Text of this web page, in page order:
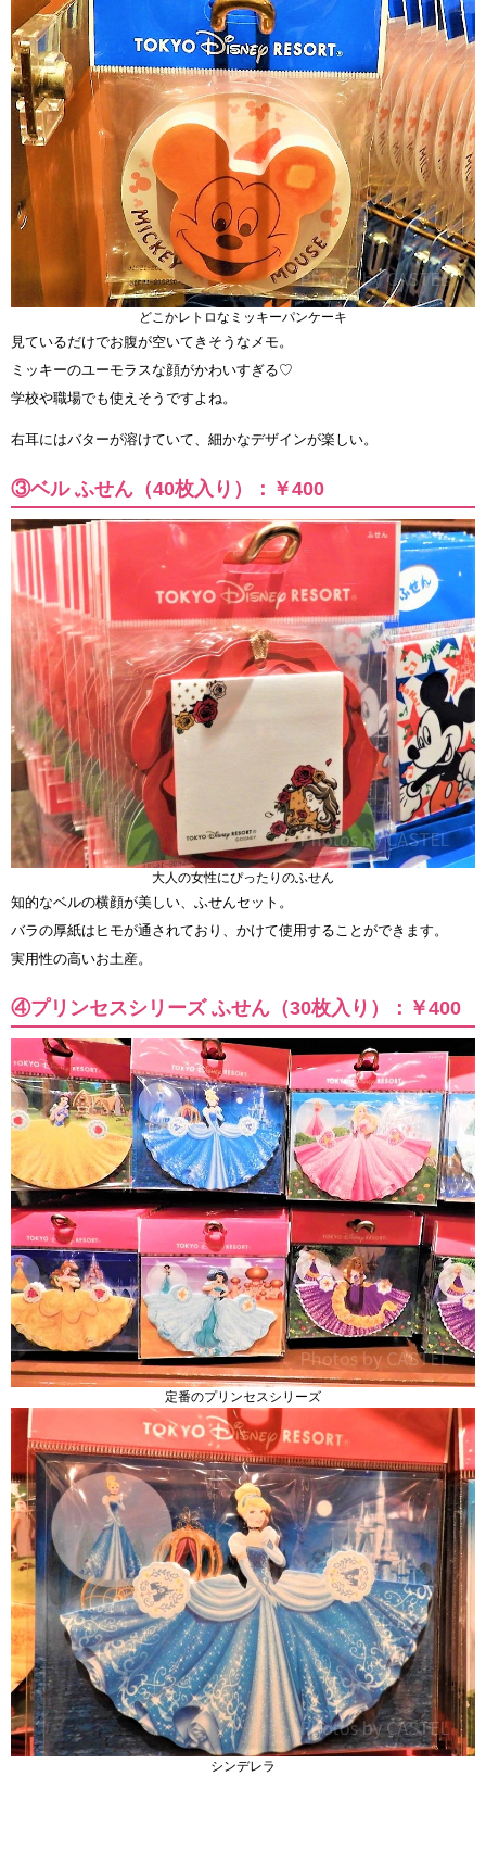
どこかレトロなミッキーパンケーキ
見ているだけでお腹が空いてきそうなメモ。
ミッキーのユーモラスな顔がかわいすぎる♡
学校や職場でも使えそうですよね。
右耳にはバターが溶けていて、細かなデザインが楽しい。
③ベル ふせん（40枚入り）：￥400
大人の女性にぴったりのふせん
知的なベルの横顔が美しい、ふせんセット。
バラの厚紙はヒモが通されており、かけて使用することができます。
実用性の高いお土産。
④プリンセスシリーズ ふせん（30枚入り）：￥400
定番のプリンセスシリーズ
シンデレラ